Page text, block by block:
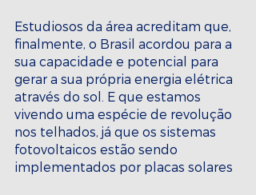
Estudiosos da área acreditam que,
finalmente, o Brasil acordou para a
sua capacidade e potencial para
gerar a sua própria energia elétrica
através do sol. E que estamos
vivendo uma espécie de revolução
nos telhados, já que os sistemas
fotovoltaicos estão sendo
implementados por placas solares